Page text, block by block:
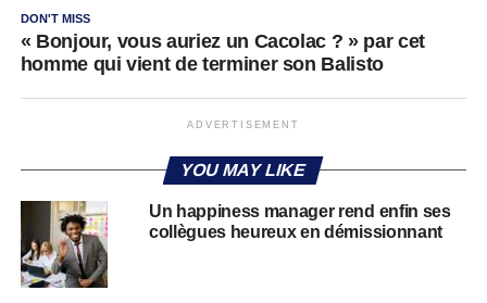
DON'T MISS
« Bonjour, vous auriez un Cacolac ? » par cet
homme qui vient de terminer son Balisto
ADVERTISEMENT
YOU MAY LIKE
Un happiness manager rend enfin ses
collègues heureux en démissionnant